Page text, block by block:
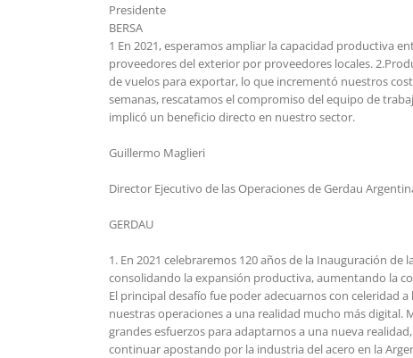
Presidente
BERSA
1 En 2021, esperamos ampliar la capacidad productiva
proveedores del exterior por proveedores locales.
de vuelos para exportar, lo que incrementó nuestros
semanas, rescatamos el compromiso del equipo de
implicó un beneficio directo en nuestro sector.
Guillermo Maglieri
Director Ejecutivo de las Operaciones de Gerdau
GERDAU
1. En 2021 celebraremos 120 años de la Inauguración
consolidando la expansión productiva, aumentando la
El principal desafío fue poder adecuarnos con celeridad
nuestras operaciones a una realidad mucho más
grandes esfuerzos para adaptarnos a una nueva
continuar apostando por la industria del acero en la